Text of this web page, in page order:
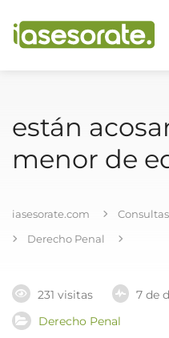
están
menor de
iasesorate.com
Derecho Penal
231 visitas
7 de
Derecho Penal